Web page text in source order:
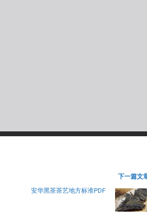
下一篇文
安华黑茶茶艺地方标准PDF